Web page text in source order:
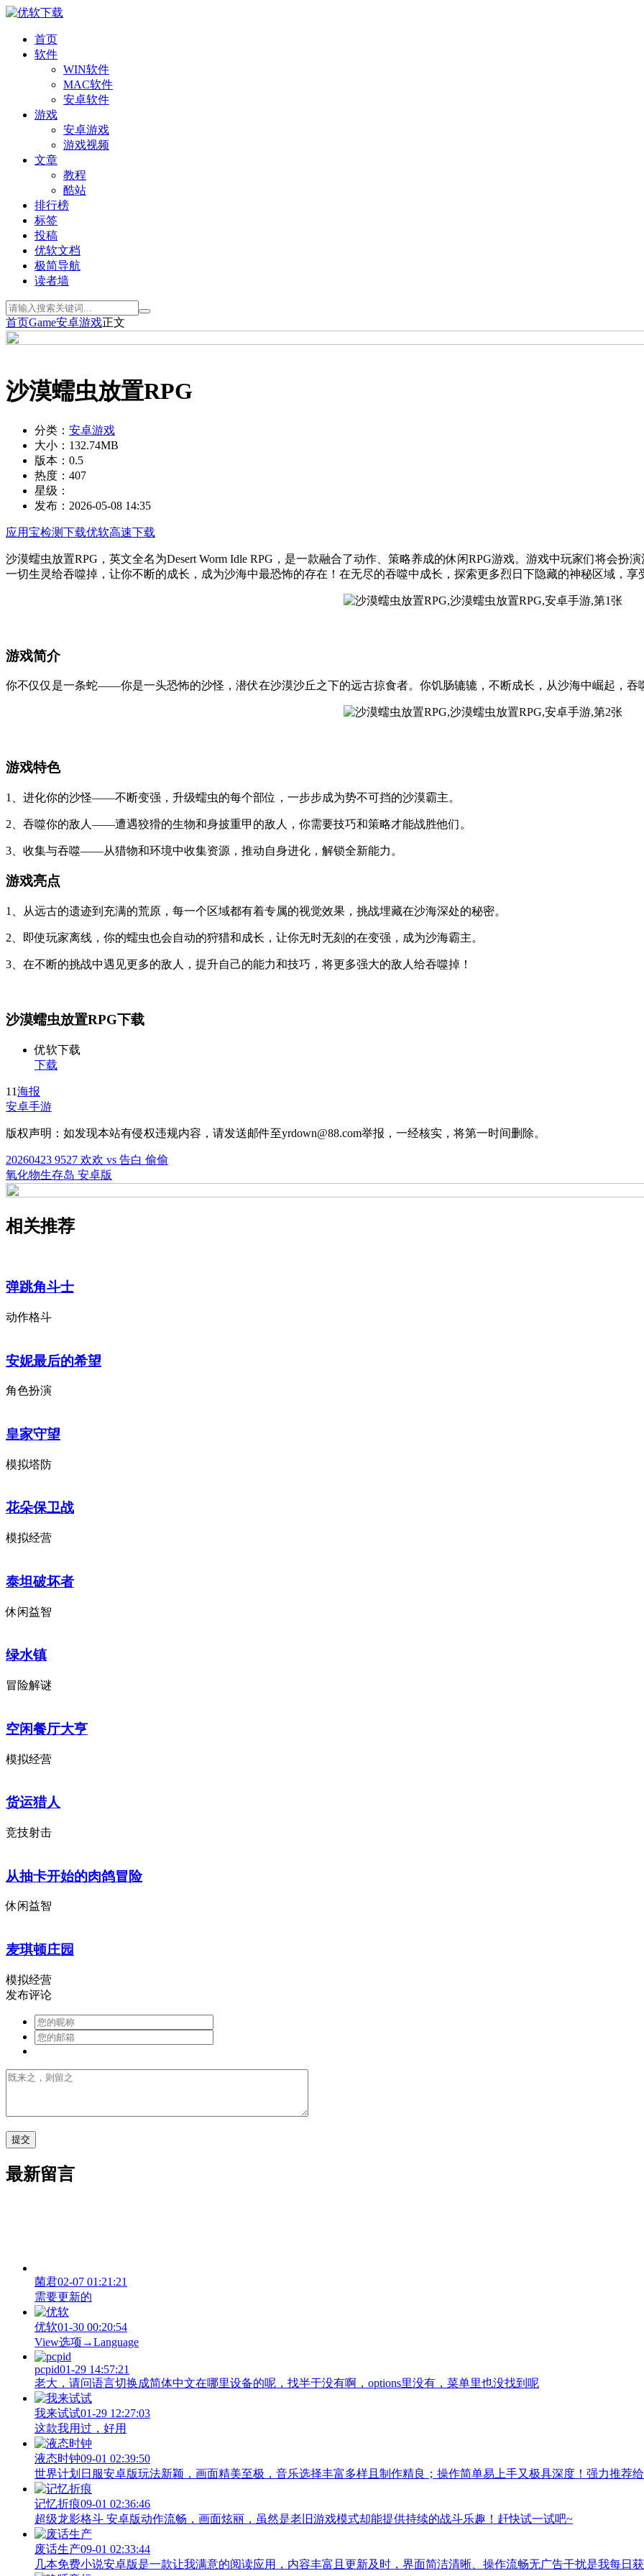
首页
软件
WIN软件
MAC软件
安卓软件
游戏
安卓游戏
游戏视频
文章
教程
酷站
排行榜
标签
投稿
优软文档
极简导航
读者墙
首页Game安卓游戏正文
沙漠蠕虫放置RPG
分类： 安卓游戏
大小： 132.74MB
版本： 0.5
热度： 407
星级：
发布： 2026-05-08 14:35
应用宝检测下载优软高速下载
沙漠蠕虫放置RPG，英文全名为Desert Worm Idle RPG，是一款融合了动作、策略养成的休闲RPG游戏。游戏中玩家们将会扮
一切生灵给吞噬掉，让你不断的成长，成为沙海中最恐怖的存在！在无尽的吞噬中成长，探索更多烈日下隐藏的神秘区域，享
游戏简介
你不仅仅是一条蛇——你是一头恐怖的沙怪，潜伏在沙漠沙丘之下的远古掠食者。你饥肠辘辘，不断成长，从沙海中崛起，吞
游戏特色
1、进化你的沙怪——不断变强，升级蠕虫的每个部位，一步步成为势不可挡的沙漠霸主。
2、吞噬你的敌人——遭遇狡猾的生物和身披重甲的敌人，你需要技巧和策略才能战胜他们。
3、收集与吞噬——从猎物和环境中收集资源，推动自身进化，解锁全新能力。
游戏亮点
1、从远古的遗迹到充满的荒原，每一个区域都有着专属的视觉效果，挑战埋藏在沙海深处的秘密。
2、即使玩家离线，你的蠕虫也会自动的狩猎和成长，让你无时无刻的在变强，成为沙海霸主。
3、在不断的挑战中遇见更多的敌人，提升自己的能力和技巧，将更多强大的敌人给吞噬掉！
沙漠蠕虫放置RPG下载
优软下载
下载
11海报
安卓手游
版权声明：如发现本站有侵权违规内容，请发送邮件至yrdown@88.com举报，一经核实，将第一时间删除。
20260423 9527 欢欢 vs 告白 偷偷
氧化物生存岛 安卓版
相关推荐
弹跳角斗士
动作格斗
安妮最后的希望
角色扮演
皇家守望
模拟塔防
花朵保卫战
模拟经营
泰坦破坏者
休闲益智
绿水镇
冒险解谜
空闲餐厅大亨
模拟经营
货运猎人
竞技射击
从抽卡开始的肉鸽冒险
休闲益智
麦琪顿庄园
模拟经营
发布评论
最新留言
菌君02-07 01:21:21
需要更新的
优软01-30 00:20:54
View‌选项→Language
pcpid01-29 14:57:21
老大，请问语言切换成简体中文在哪里设备的呢，找半于没有啊，options里没有，菜单里也没找到呢
我来试试01-29 12:27:03
这款我用过，好用
液态时钟09-01 02:39:50
世界计划日服安卓版玩法新颖，画面精美至极，音乐选择丰富多样且制作精良；操作简单易上手又极具深度！强力推荐
记忆折痕09-01 02:36:46
超级龙影格斗 安卓版动作流畅，画面炫丽，虽然是老旧游戏模式却能提供持续的战斗乐趣！赶快试一试吧~
废话生产09-01 02:33:44
几本免费小说安卓版是一款让我满意的阅读应用，内容丰富且更新及时，界面简洁清晰、操作流畅无广告干扰是我每日获